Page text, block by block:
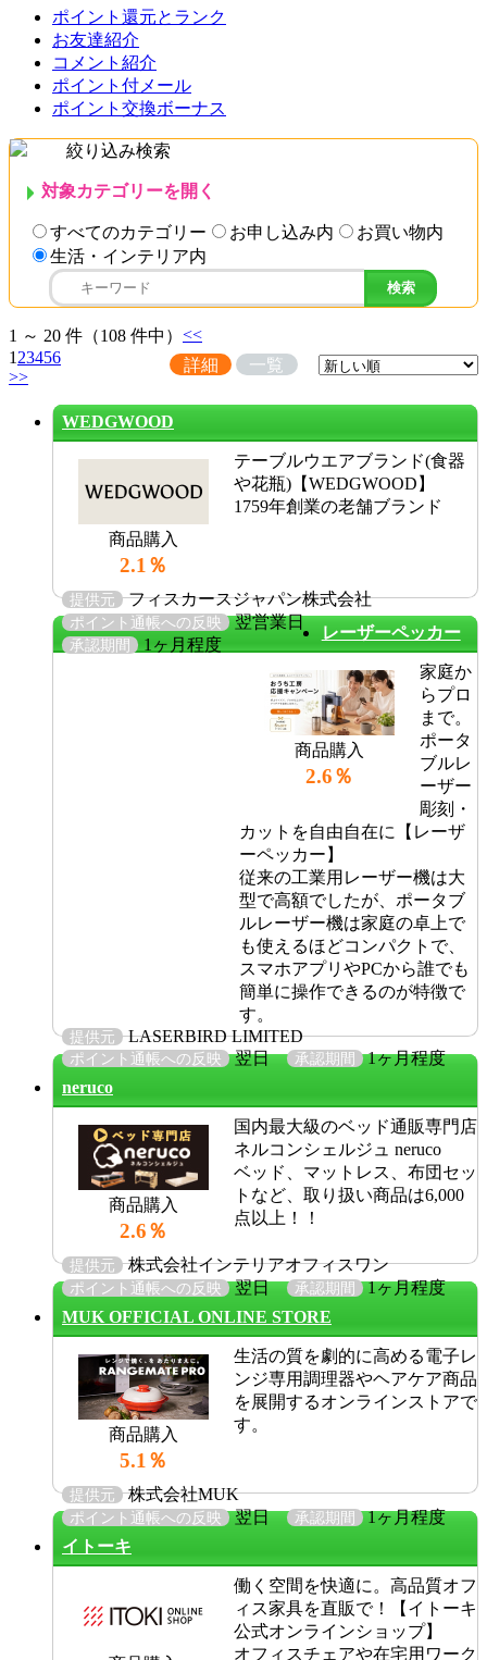
ポイント還元とランク
お友達紹介
コメント紹介
ポイント付メール
ポイント交換ボーナス
絞り込み検索
対象カテゴリーを開く
すべてのカテゴリー お申し込み内
お買い物内
生活・インテリア内
1 ～ 20 件（108 件中）
詳細
一覧
<<
1 23456
>>
WEDGWOOD
商品購入
2.1％
テーブルウエアブランド(食器
や花瓶)【WEDGWOOD】
1759年創業の老舗ブランド
提供元 フィスカースジャパン株式会社
ポイント通帳への反映 翌営業日
承認期間 1ヶ月程度
レーザーペッカー
商品購入
2.6％
家庭か
らプロ
まで。
ポータ
ブルレ
ーザー
彫刻・
カットを自由自在に【レーザ
ーペッカー】
従来の工業用レーザー機は大
型で高額でしたが、ポータブ
ルレーザー機は家庭の卓上で
も使えるほどコンパクトで、
スマホアプリやPCから誰でも
簡単に操作できるのが特徴で
す。
提供元 LASERBIRD LIMITED
ポイント通帳への反映 翌日 承認期間
1ヶ月程度
neruco
商品購入
2.6％
国内最大級のベッド通販専門店
ネルコンシェルジュ neruco
ベッド、マットレス、布団セッ
トなど、取り扱い商品は6,000
点以上！！
提供元 株式会社インテリアオフィスワン
ポイント通帳への反映 翌日 承認期間
1ヶ月程度
MUK OFFICIAL ONLINE STORE
商品購入
5.1％
生活の質を劇的に高める電子レ
ンジ専用調理器やヘアケア商品
を展開するオンラインストアで
す。
提供元 株式会社MUK
ポイント通帳への反映 翌日 承認期間
1ヶ月程度
イトーキ
働く空間を快適に。高品質オフ
ィス家具を直販で！【イトーキ
公式オンラインショップ】
オフィスチェアや在宅用ワーク